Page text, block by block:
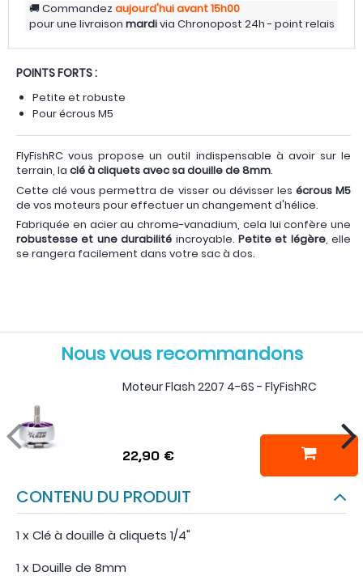
Commandezaujourd'huiavant 15h00
pour une livraison mardivia Chronopost 24h - point relais
POINTS FORTS :
Petite et robuste
Pour écrous M5
FlyFishRC vous propose un outil indispensable à avoir sur le
terrain, la clé à cliquets avec sa douille de 8mm.
Cette clé vous permettra de visser ou dévisser les écrous M5
de vos moteurs pour effectuer un changement d'hélice.
Fabriquée en acier au chrome-vanadium, cela lui confère une
robustesse et une durabilité incroyable. Petite et légère, elle
se rangera facilement dans votre sac à dos.
Nous vous recommandons
Moteur Flash 2207 4-6S - FlyFishRC
22,90 €
CONTENU DU PRODUIT
1 x Clé à douille à cliquets 1/4"
1 x Douille de 8mm